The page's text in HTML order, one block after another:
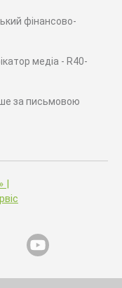
фінансово-
медіа - R40-
за письмовою